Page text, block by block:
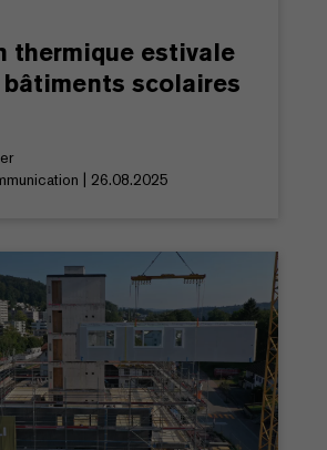
thermique estivale
scolaires
| 26.08.2025